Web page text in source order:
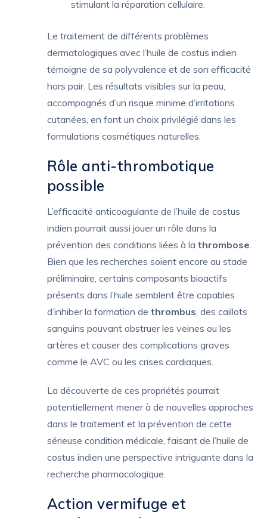
stimulant la réparation cellulaire.
Le traitement de différents problèmes
dermatologiques avec l’huile de costus indien
témoigne de sa polyvalence et de son efficacité
hors pair. Les résultats visibles sur la peau,
accompagnés d’un risque minime d’irritations
cutanées, en font un choix privilégié dans les
formulations cosmétiques naturelles.
Rôle anti-thrombotique
possible
L’efficacité anticoagulante de l’huile de costus
indien pourrait aussi jouer un rôle dans la
prévention des conditions liées à la thrombose
Bien que les recherches soient encore au stade
préliminaire, certains composants bioactifs
présents dans l’huile semblent être capables
d’inhiber la formation de thrombus , des caillots
sanguins pouvant obstruer les veines ou les
artères et causer des complications graves
comme le AVC ou les crises cardiaques.
La découverte de ces propriétés pourrait
potentiellement mener à de nouvelles approches
dans le traitement et la prévention de cette
sérieuse condition médicale, faisant de l’huile de
costus indien une perspective intriguante dans la
recherche pharmacologique.
Action vermifuge et